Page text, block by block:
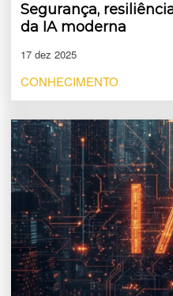
Segurança,
da IA moderna
17 dez 2025
CONHECIMENTO